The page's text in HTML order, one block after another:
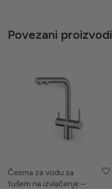
Povezani proizvodi
Česma za vodu sa
tušem na izvlačenje –